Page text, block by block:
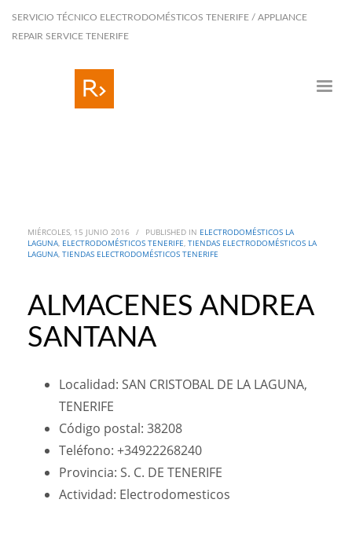
SERVICIO TÉCNICO ELECTRODOMÉSTICOS TENERIFE / APPLIANCE
REPAIR SERVICE TENERIFE
MIÉRCOLES, 15 JUNIO 2016 / PUBLISHED IN ELECTRODOMÉSTICOS LA
LAGUNA, ELECTRODOMÉSTICOS TENERIFE, TIENDAS ELECTRODOMÉSTICOS LA
LAGUNA, TIENDAS ELECTRODOMÉSTICOS TENERIFE
ALMACENES ANDREA
SANTANA
Localidad: SAN CRISTOBAL DE LA LAGUNA,
TENERIFE
Código postal: 38208
Teléfono: +34922268240
Provincia: S. C. DE TENERIFE
Actividad: Electrodomesticos